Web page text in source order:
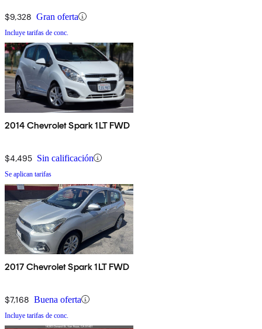
$9,328 Gran oferta
Incluye tarifas de conc.
2014 Chevrolet Spark 1LT FWD
$4,495 Sin calificación
Se aplican tarifas
2017 Chevrolet Spark 1LT FWD
$7,168 Buena oferta
Incluye tarifas de conc.